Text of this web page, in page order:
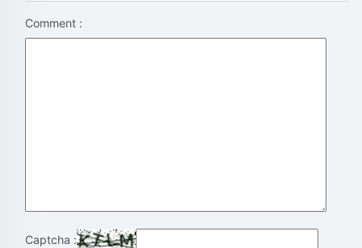
Comment :
Captcha :